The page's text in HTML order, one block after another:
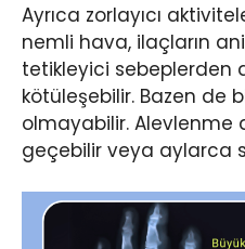
Ayrıca zorlayıcı
nemli hava, ilaçların
tetikleyici sebeplerden
kötüleşebilir. Bazen de
olmayabilir. Alevlenme
geçebilir veya aylarca